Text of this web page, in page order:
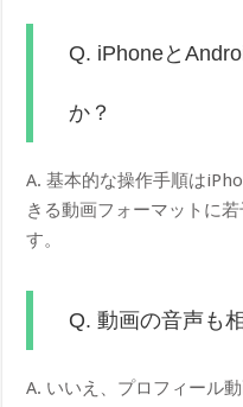
Q. iPhoneと
か？
A. 基本的な操作手順は
きる動画フォーマットに
す。
Q. 動画の音声も
A. いいえ、プロフィール